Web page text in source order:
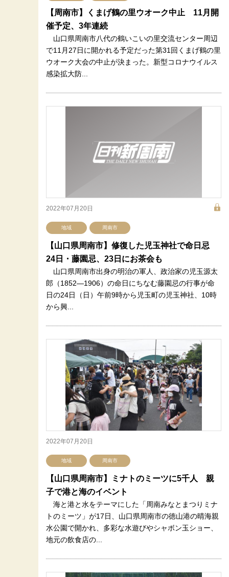
【周南市】くまげ鶴の里ウオーク中止 11月開
催予定、3年連続
山口県周南市八代の鶴いこいの里交流センター周辺
で11月27日に開かれる予定だった第31回くまげ鶴の里
ウオーク大会の中止が決まった。新型コロナウイルス
感染拡大防...
2022年07月20日
地域 周南市
【山口県周南市】修復した児玉神社で命日忌
24日・藤園忌、23日にお茶会も
山口県周南市出身の明治の軍人、政治家の児玉源太
郎（1852―1906）の命日にちなむ藤園忌の行事が命
日の24日（日）午前9時から児玉町の児玉神社、10時
から興...
2022年07月20日
地域 周南市
【山口県周南市】ミナトのミーツに5千人 親
子で港と海のイベント
海と港と水をテーマにした「周南みなとまつりミナ
トのミーツ」が17日、山口県周南市の徳山港の晴海親
水公園で開かれ、多彩な水遊びやシャボン玉ショー、
地元の飲食店の...